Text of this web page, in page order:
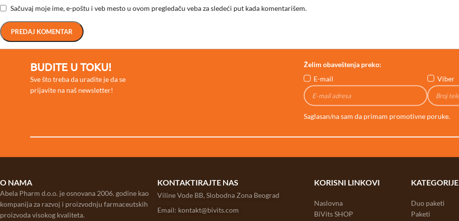
Sačuvaj moje ime, e-poštu i veb mesto u ovom pregledaču veba za sledeći put kada komentarišem.
BUDITE U TOKU!
Sve što treba da uradite je da se
prijavite na naš newsletter!
Želim obaveštenja preko:
E-mail
Viber
Saglasan/na sam da primam promotivne poruke.
O NAMA
Abela Pharm d.o.o. je osnovana 2006. godine kao
kompanija za razvoj i proizvodnju farmaceutskih
proizvoda visokog kvaliteta.
KONTAKTIRAJTE NAS
Viline Vode BB, Slobodna Zona Beograd
Email: kontakt@bivits.com
KORISNI LINKOVI
Naslovna
BiVits SHOP
KATEGORIJE
Duo paketi
Paketi